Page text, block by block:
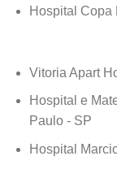
Hospital Copa
Vitoria Apart
Hospital e
Paulo - SP
Hospital